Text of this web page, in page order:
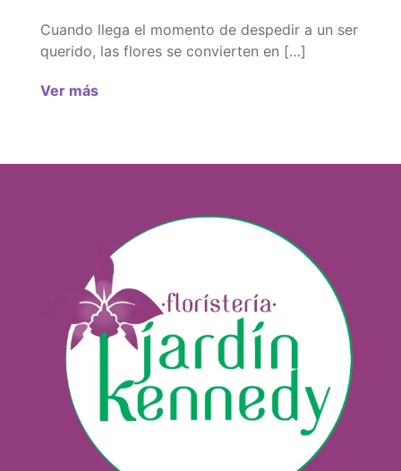
Cuando llega el momento de despedir a un ser
querido, las flores se convierten en […]
Ver más